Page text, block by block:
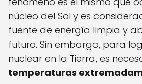
núcleo del Sol y es
fuente de energía limpia y
futuro. Sin embargo, para
nuclear en la Tierra, es
temperaturas